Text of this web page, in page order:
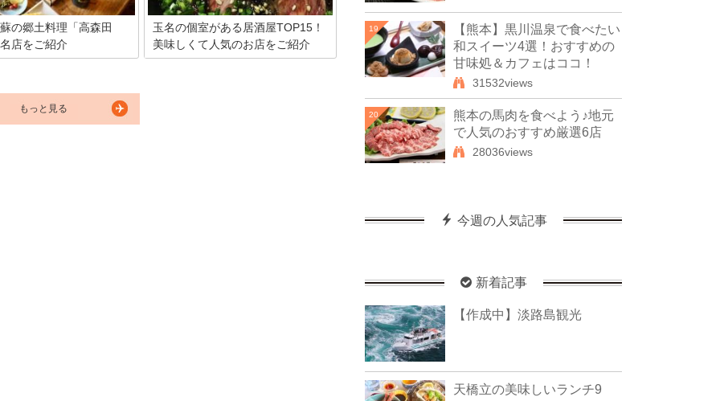
の郷土料理「高森田
店をご紹介
けることもほとんどなくなっ
伝統の囲炉裏を囲んで、名産
芋”やコンニャク、山女魚が
玉名の個室がある居酒屋TOP15！
美味しくて人気のお店をご紹介
もっと見る
19
【熊本】黒川温泉で食べたい
和スイーツ4選！おすすめの
甘味処＆カフェはココ！
31532views
20
熊本の馬肉を食べよう♪地元
で人気のおすすめ厳選6店
28036views
今週の人気記事
新着記事
【作成中】淡路島観光
天橋立の美味しいランチ9